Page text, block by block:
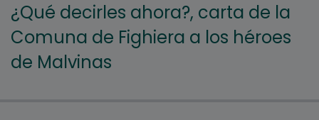
¿Qué decirles ahora?, carta de la
Comuna de Fighiera a los héroes
de Malvinas